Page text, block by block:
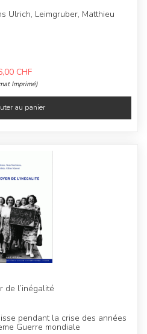
Ulrich, Leimgruber, Matthieu
CHF
Imprimé)
au panier
de l’inégalité
pendant la crise des années
Guerre mondiale